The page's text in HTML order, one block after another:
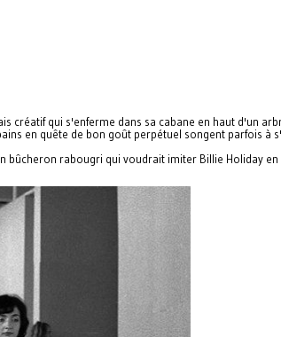
créatif qui s'enferme dans sa cabane en haut d'un
en quête de bon goût perpétuel songent parfois à
bûcheron rabougri qui voudrait imiter Billie Holiday